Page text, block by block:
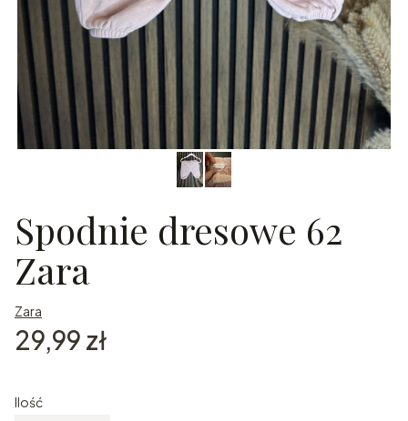
Spodnie dresowe 62
Zara
Zara
Cena
29,99 zł
Ilość